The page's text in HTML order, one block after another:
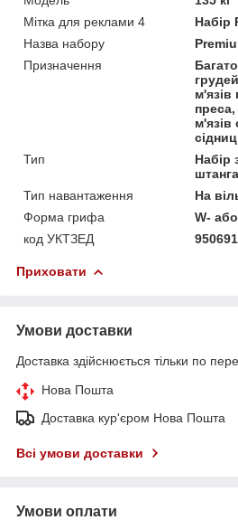
Мітка для реклами 4
Набір
Назва набору
Призначення
м'язів
м'язів
Тип
Набір
Тип навантаження
На
Форма грифа
W-
код УКТЗЕД
Приховати
Умови доставки
Доставка здійснюється тільки по
Нова Пошта
Доставка кур'єром Нова Пошта
Всі умови доставки
Умови оплати